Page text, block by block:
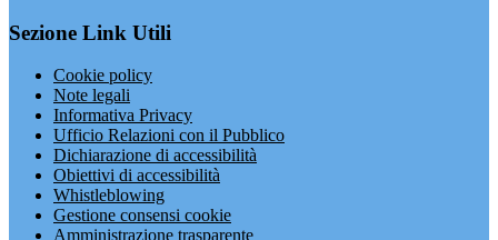
Sezione Link Utili
Cookie policy
Note legali
Informativa Privacy
Ufficio Relazioni con il Pubblico
Dichiarazione di accessibilità
Obiettivi di accessibilità
Whistleblowing
Gestione consensi cookie
Amministrazione trasparente